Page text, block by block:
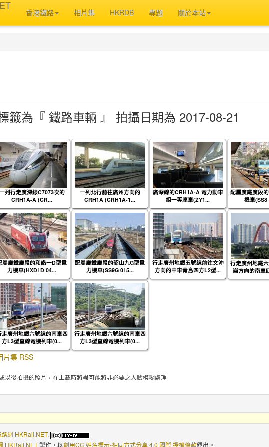
香港鐵路 相片集 HKRDB 專題 關於本站
籤為『 鐵路車輛 』 拍攝日期為 2017-08-21
一列行走廣深線C7073次的
CRH1A-A (CR...
一列北行前往廣州方向的
CRH1A (CRH1A-1...
廣深線的CRH1A-A 電力動車
組一等座車(ZY1...
配屬廣鐵廣段
機車(SS8
屬廣鐵廣段的和諧一D型電
力機車(HXD1D 04...
配屬廣鐵廣段的韶山九G型電
力機車(SS9G 015...
行走廣州地鐵五號線前往文沖
方向的中車青島四方L2型...
行走廣州地鐵
崗方向的南車
走廣州地鐵六號線的南車四
方L3型直線電機列車(0...
行走廣州地鐵六號線的南車四
方L3型直線電機列車(0...
以後拍攝的照片，在上載時將盡可能將非必要之人臉模糊處理
網 HKRail.NET.
HKRail.NET製作，以創用CC 姓名標示-相同方式分享 4.0 國際 授權條款釋出。